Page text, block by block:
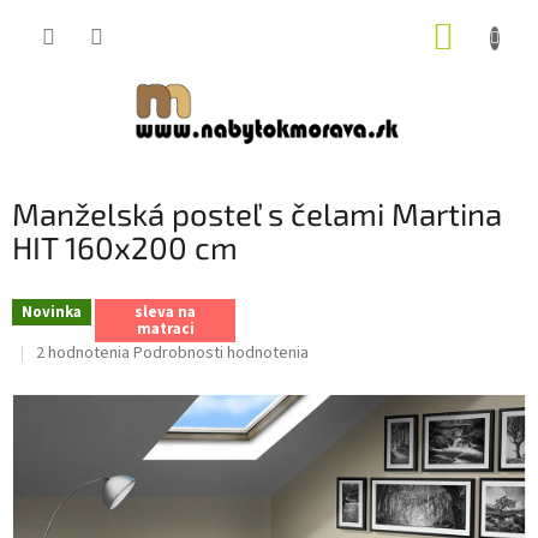
Manželská posteľ s čelami Martina
HIT 160x200 cm
Novinka sleva na
matraci
Priemerné
produktu
hviezdičiek.
2 hodnotenia Podrobnosti hodnotenia